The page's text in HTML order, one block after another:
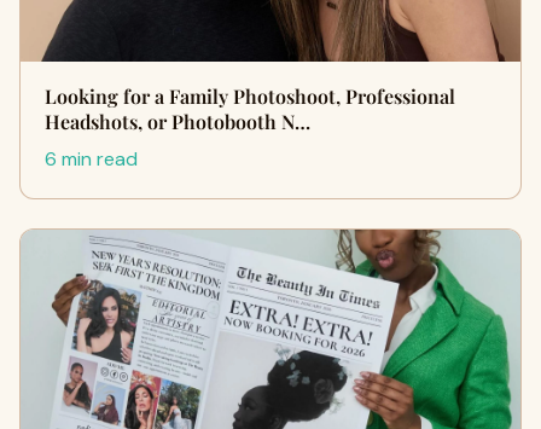
Looking for a Family Photoshoot, Professional
Headshots, or Photobooth N…
6 min read